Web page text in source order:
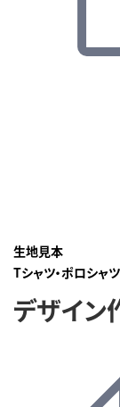
生地見本
Tシャツ・ポロシャ
デザイン